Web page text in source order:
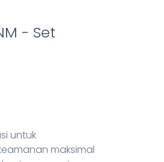
- Set
untuk
maksimal